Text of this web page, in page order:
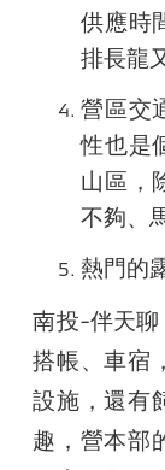
供應時
排長龍
營區交
性也是
山區，
不夠、
熱門的
南投-伴天聊
搭帳、車宿
設施，還有
趣，營本部